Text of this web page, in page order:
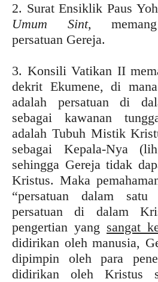
2. Surat Ensiklik Paus
Umum Sint, memang
persatuan Gereja.
3. Konsili Vatikan II
dekrit Ekumene, di
adalah persatuan di
sebagai kawanan
adalah Tubuh Mistik
sebagai Kepala-Nya
sehingga Gereja tidak
Kristus. Maka
“persatuan dalam satu
persatuan di dalam
pengertian yang sangat
didirikan oleh manusia,
dipimpin oleh para
didirikan oleh Kristus